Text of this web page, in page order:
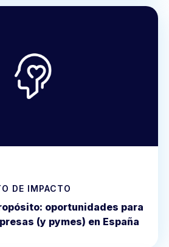
DE IMPACTO
oportunidades para
(y pymes) en España